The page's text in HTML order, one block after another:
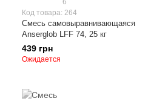
6
Код товара: 264
Cмесь самовыравнивающаяся
Anserglob LFF 74, 25 кг
439 грн
Ожидается